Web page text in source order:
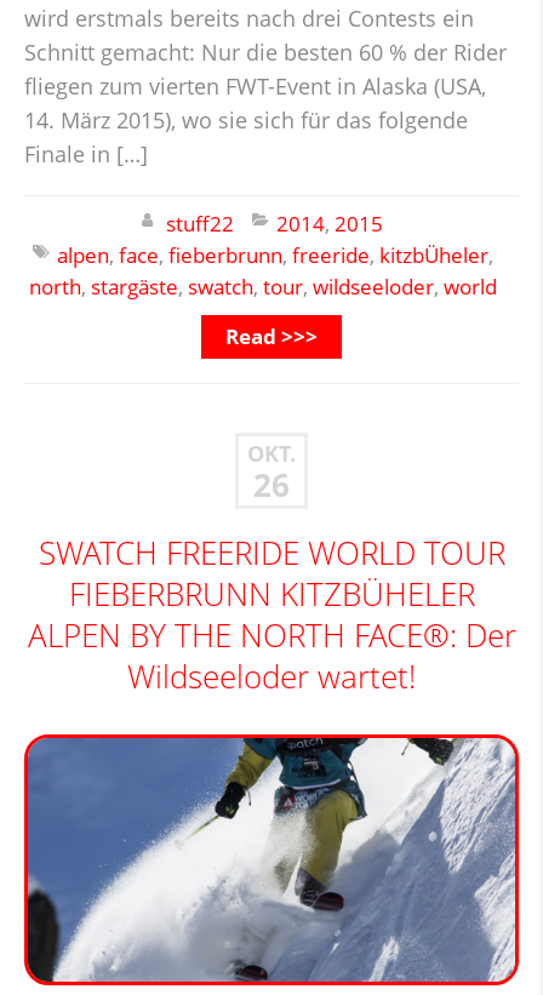
wird erstmals bereits nach drei Contests ein
Schnitt gemacht: Nur die besten 60 % der Rider
fliegen zum vierten FWT-Event in Alaska (USA,
14. März 2015), wo sie sich für das folgende
Finale in […]
stuff22 2014, 2015
alpen, face, fieberbrunn, freeride, kitzbÜheler,
north, stargäste, swatch, tour, wildseeloder, world
Read >>>
OKT.
26
SWATCH FREERIDE WORLD TOUR
FIEBERBRUNN KITZBÜHELER
ALPEN BY THE NORTH FACE®: Der
Wildseeloder wartet!